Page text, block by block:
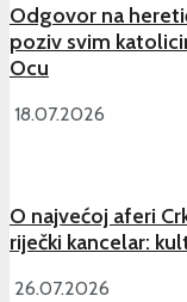
Odgovor na
poziv svim
Ocu
18.07.2026
O najvećoj aferi
riječki kancelar:
26.07.2026